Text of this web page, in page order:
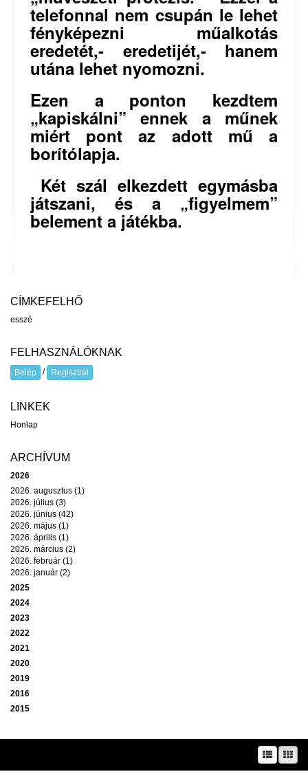
telefonnal nem csupán le lehet
fényképezni műalkotás
eredetét,- eredetijét,- hanem
utána lehet nyomozni.
Ezen a ponton kezdtem
„kapiskálni” ennek a műnek
miért pont az adott mű a
borítólapja.
Két szál elkezdett egymásba
játszani, és a „figyelmem”
belement a játékba.
CÍMKEFELHŐ
esszé
FELHASZNÁLÓKNAK
Belép / Regisztrál
LINKEK
Honlap
ARCHÍVUM
2026
2026. augusztus (1)
2026. július (3)
2026. június (42)
2026. május (1)
2026. április (1)
2026. március (2)
2026. február (1)
2026. január (2)
2025
2024
2023
2022
2021
2020
2019
2016
2015